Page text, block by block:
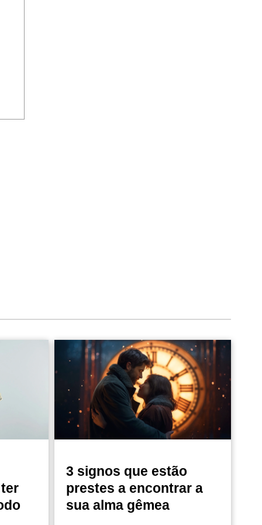
3 signos que estão
prestes a encontrar a
sua alma gêmea